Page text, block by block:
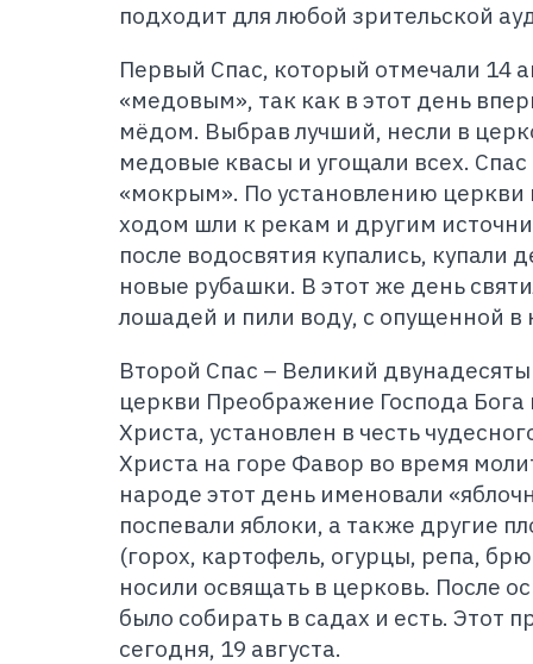
подходит для любой зрительской
Первый Спас, который отмечали 14
«медовым», так как в этот день
мёдом. Выбрав лучший, несли в
медовые квасы и угощали всех.
«мокрым». По установлению церкви
ходом шли к рекам и другим
после водосвятия купались, купали
новые рубашки. В этот же день
лошадей и пили воду, с опущенной
Второй Спас – Великий
церкви Преображение Господа Бога
Христа, установлен в честь
Христа на горе Фавор во время
народе этот день именовали
поспевали яблоки, а также другие
(горох, картофель, огурцы, репа,
носили освящать в церковь. После
было собирать в садах и есть. Этот
сегодня, 19 августа.